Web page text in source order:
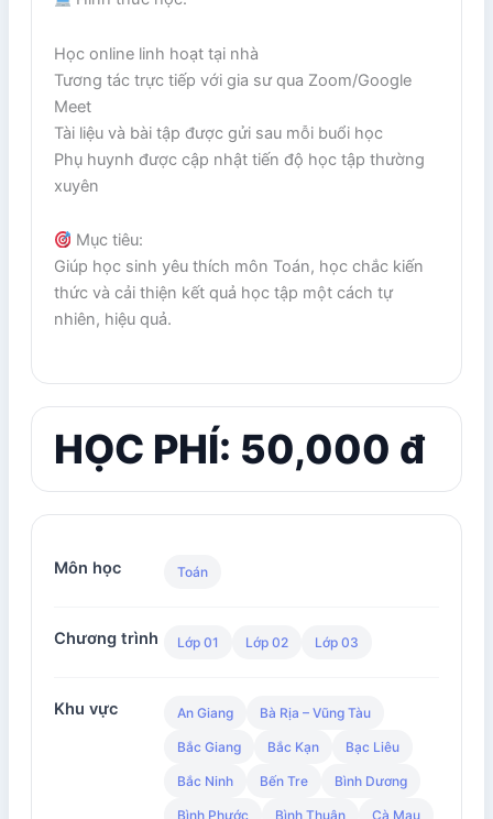
Học online linh hoạt tại nhà
Tương tác trực tiếp với gia sư qua Zoom/Google
Meet
Tài liệu và bài tập được gửi sau mỗi buổi học
Phụ huynh được cập nhật tiến độ học tập thường
xuyên
Mục tiêu:
Giúp học sinh yêu thích môn Toán, học chắc kiến
thức và cải thiện kết quả học tập một cách tự
nhiên, hiệu quả.
HỌC PHÍ: 50,000 đ
Môn học Toán
Chương trình Lớp 01 Lớp 02 Lớp 03
Khu vực An Giang Bà Rịa – Vũng Tàu
Bắc Giang Bắc Kạn Bạc Liêu
Bắc Ninh Bến Tre Bình Dương
Bình Phước Bình Thuận Cà Mau